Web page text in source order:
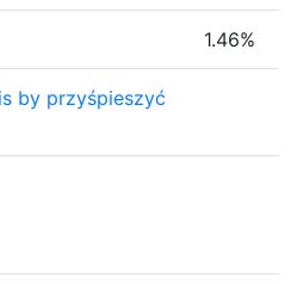
1.46%
by przyśpieszyć